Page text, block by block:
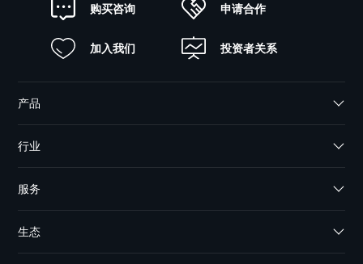
购买咨询 申请合作
加入我们 投资者关系
产品
行业
服务
生态